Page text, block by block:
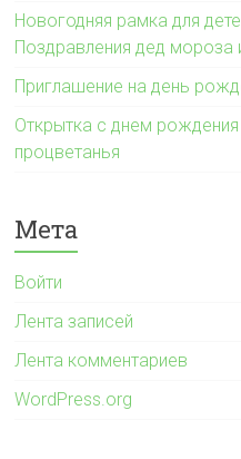
Новогодняя рамка для
Поздравления дед мороза
Приглашение на день
Открытка с днем
процветанья
Мета
Войти
Лента записей
Лента комментариев
WordPress.org